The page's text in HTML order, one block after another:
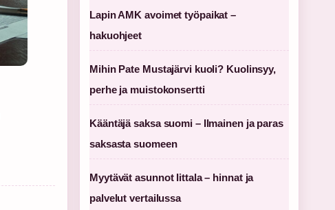
Lapin AMK avoimet työpaikat –
hakuohjeet
Mihin Pate Mustajärvi kuoli? Kuolinsyy,
perhe ja muistokonsertti
Kääntäjä saksa suomi – Ilmainen ja paras
saksasta suomeen
Myytävät asunnot Iittala – hinnat ja
palvelut vertailussa